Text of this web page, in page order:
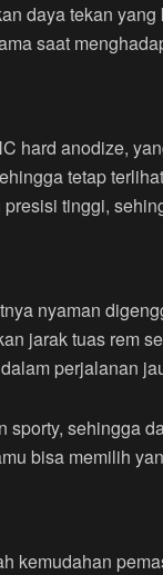
daya tekan
saat
hard anodize,
tetap
tinggi,
nyaman
jarak tuas rem
perjalanan
sehingga
bisa memilih
kemudahan